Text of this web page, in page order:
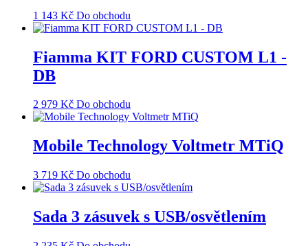
1 143 Kč Do obchodu
Fiamma KIT FORD CUSTOM L1 -
DB
2 979 Kč Do obchodu
Mobile Technology Voltmetr MTiQ
3 719 Kč Do obchodu
Sada 3 zásuvek s USB/osvětlením